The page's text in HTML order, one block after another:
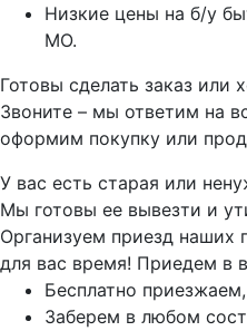
Низкие цены на б/у
МО.
Готовы сделать заказ или
Звоните – мы ответим на
оформим покупку или
У вас есть старая или
Мы готовы ее вывезти и
Организуем приезд наших
для вас время! Приедем в
Бесплатно
Заберем в любом